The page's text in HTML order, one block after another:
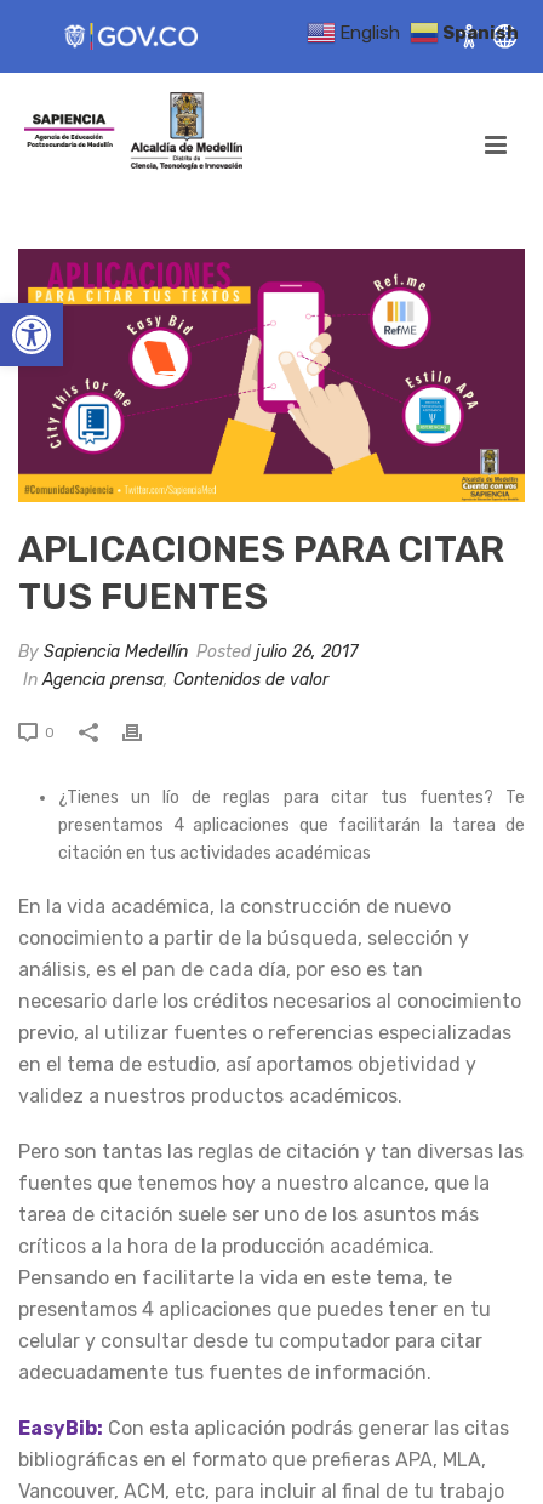
Open toolbar
APLICACIONES PARA CITAR
TUS FUENTES
By Sapiencia Medellín Postedjulio 26, 2017
InAgencia prensa, Contenidos de valor
0
¿Tienes un lío de reglas para citar tus fuentes? Te
presentamos 4 aplicaciones que facilitarán la tarea de
citación en tus actividades académicas
En la vida académica, la construcción de nuevo
conocimiento a partir de la búsqueda, selección y
análisis, es el pan de cada día, por eso es tan
necesario darle los créditos necesarios al conocimiento
previo, al utilizar fuentes o referencias especializadas
en el tema de estudio, así aportamos objetividad y
validez a nuestros productos académicos.
Pero son tantas las reglas de citación y tan diversas las
fuentes que tenemos hoy a nuestro alcance, que la
tarea de citación suele ser uno de los asuntos más
críticos a la hora de la producción académica.
Pensando en facilitarte la vida en este tema, te
presentamos 4 aplicaciones que puedes tener en tu
celular y consultar desde tu computador para citar
adecuadamente tus fuentes de información.
EasyBib: Con esta aplicación podrás generar las citas
bibliográficas en el formato que prefieras APA, MLA,
Vancouver, ACM, etc, para incluir al final de tu trabajo
English Spanish